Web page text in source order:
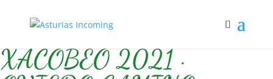
XACOBEO 2021 ·